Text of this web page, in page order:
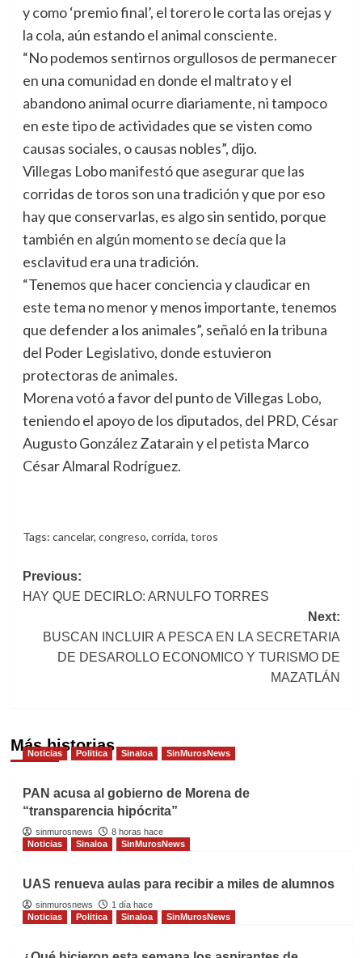
y como ‘premio final’, el torero le corta las orejas y
la cola, aún estando el animal consciente.
“No podemos sentirnos orgullosos de permanecer
en una comunidad en donde el maltrato y el
abandono animal ocurre diariamente, ni tampoco
en este tipo de actividades que se visten como
causas sociales, o causas nobles”, dijo.
Villegas Lobo manifestó que asegurar que las
corridas de toros son una tradición y que por eso
hay que conservarlas, es algo sin sentido, porque
también en algún momento se decía que la
esclavitud era una tradición.
“Tenemos que hacer conciencia y claudicar en
este tema no menor y menos importante, tenemos
que defender a los animales”, señaló en la tribuna
del Poder Legislativo, donde estuvieron
protectoras de animales.
Morena votó a favor del punto de Villegas Lobo,
teniendo el apoyo de los diputados, del PRD, César
Augusto González Zatarain y el petista Marco
César Almaral Rodríguez.
Tags: cancelar, congreso, corrida, toros
Post
navigation
Previous:
HAY QUE DECIRLO: ARNULFO TORRES
Next:
BUSCAN INCLUIR A PESCA EN LA SECRETARIA
DE DESAROLLO ECONOMICO Y TURISMO DE
MAZATLÁN
Más historias
Noticias Politica Sinaloa SinMurosNews
PAN acusa al gobierno de Morena de
“transparencia hipócrita”
sinmurosnews
8 horas hace
Noticias
Sinaloa SinMurosNews
UAS renueva aulas para recibir a miles de alumnos
sinmurosnews
1 día hace
Noticias
Politica Sinaloa SinMurosNews